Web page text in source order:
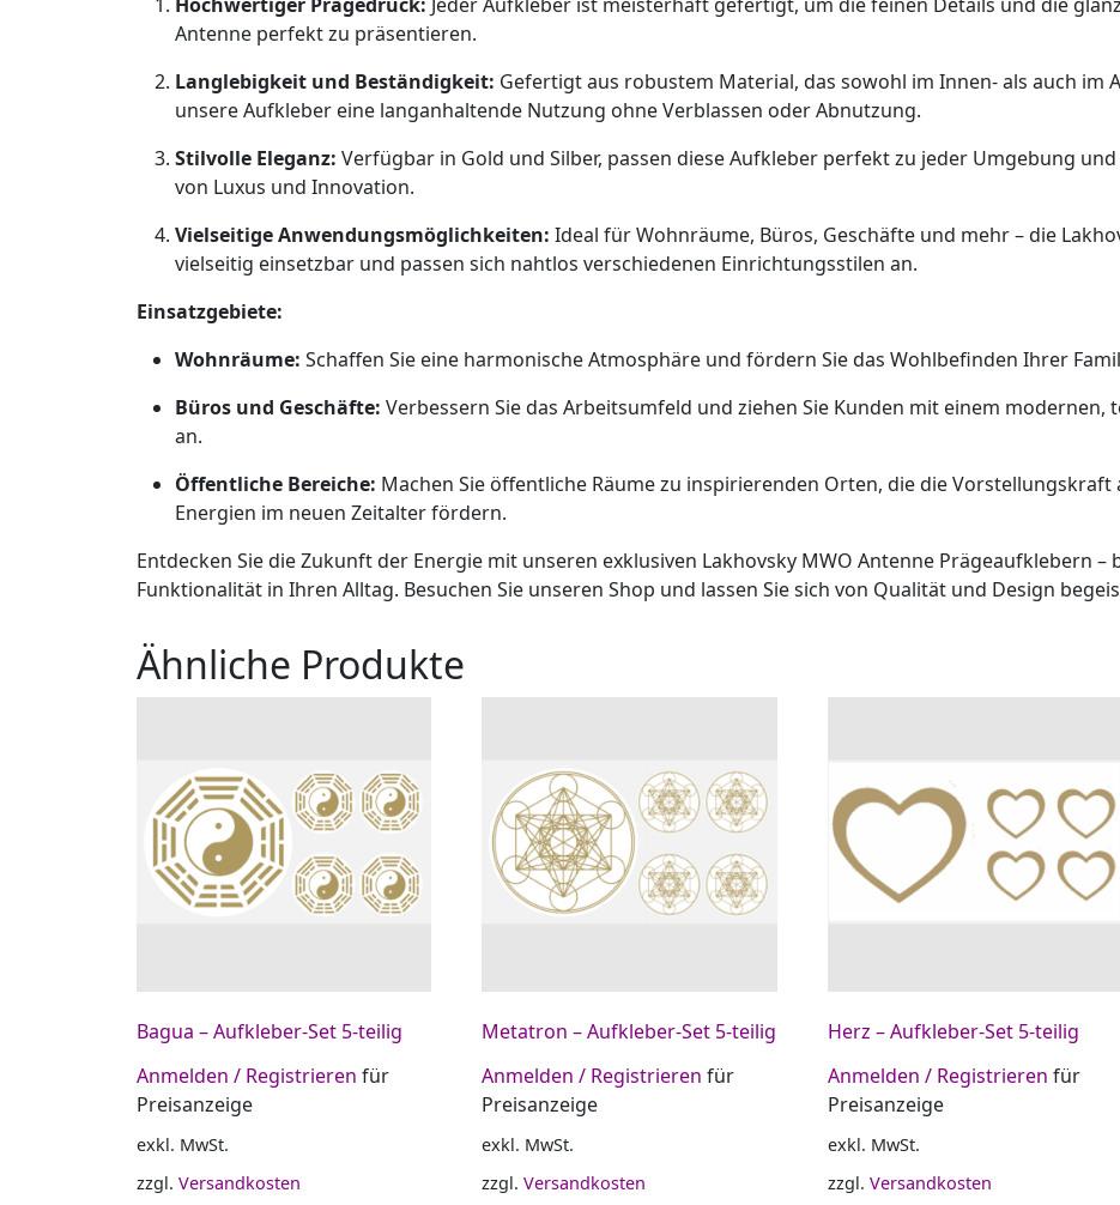
Antenne perfekt zu präsentieren.
Langlebigkeit und Beständigkeit: Gefertigt aus robustem Material, das sowohl im Innen- als auch im
unsere Aufkleber eine langanhaltende Nutzung ohne Verblassen oder Abnutzung.
Stilvolle Eleganz: Verfügbar in Gold und Silber, passen diese Aufkleber perfekt zu jeder Umgebung
von Luxus und Innovation.
Vielseitige Anwendungsmöglichkeiten: Ideal für Wohnräume, Büros, Geschäfte und mehr – die
vielseitig einsetzbar und passen sich nahtlos verschiedenen Einrichtungsstilen an.
Einsatzgebiete:
Wohnräume: Schaffen Sie eine harmonische Atmosphäre und fördern Sie das Wohlbefinden Ihrer
Büros und Geschäfte: Verbessern Sie das Arbeitsumfeld und ziehen Sie Kunden mit einem
an.
Öffentliche Bereiche: Machen Sie öffentliche Räume zu inspirierenden Orten, die die
Energien im neuen Zeitalter fördern.
Entdecken Sie die Zukunft der Energie mit unseren exklusiven Lakhovsky MWO Antenne Prägeaufklebern –
Funktionalität in Ihren Alltag. Besuchen Sie unseren Shop und lassen Sie sich von Qualität und Design
Ähnliche Produkte
Bagua – Aufkleber-Set 5-teilig
Anmelden / Registrieren für
Preisanzeige
exkl. MwSt.
zzgl. Versandkosten
Metatron – Aufkleber-Set 5-teilig
Anmelden / Registrieren für
Preisanzeige
exkl. MwSt.
zzgl.Versandkosten
Herz – Aufkleber-Set 5-teilig
Anmelden / Registrieren für
Preisanzeige
exkl. MwSt.
zzgl. Versandkosten